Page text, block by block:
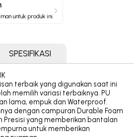
untuk produk ini.
SPESIFIKASI
terbaik yang digunakan saat ini
memilih variasi terbaiknya. PU
lama, empuk dan Waterproof.
dengan campuran Durable Foam
yang memberikan bantalan
untuk memberikan